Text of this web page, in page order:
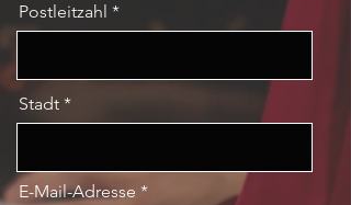
Postleitzahl
Stadt
E-Mail-Adresse